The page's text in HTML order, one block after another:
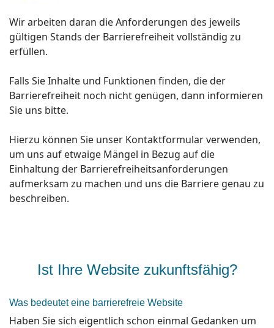
Wir arbeiten daran die Anforderungen des jeweils
gültigen Stands der Barrierefreiheit vollständig zu
erfüllen.
Falls Sie Inhalte und Funktionen finden, die der
Barrierefreiheit noch nicht genügen, dann informieren
Sie uns bitte.
Hierzu können Sie unser Kontaktformular verwenden,
um uns auf etwaige Mängel in Bezug auf die
Einhaltung der Barrierefreiheitsanforderungen
aufmerksam zu machen und uns die Barriere genau zu
beschreiben.
Ist Ihre Website zukunftsfähig?
Was bedeutet eine barrierefreie Website
Haben Sie sich eigentlich schon einmal Gedanken um